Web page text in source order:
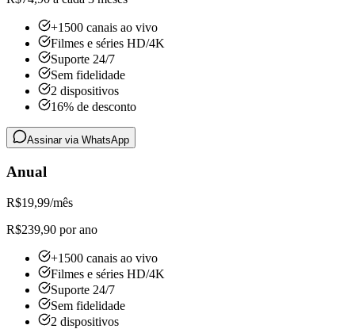
+1500 canais ao vivo
Filmes e séries HD/4K
Suporte 24/7
Sem fidelidade
2 dispositivos
16% de desconto
Assinar via WhatsApp
Anual
R$19,99/mês
R$239,90 por ano
+1500 canais ao vivo
Filmes e séries HD/4K
Suporte 24/7
Sem fidelidade
2 dispositivos